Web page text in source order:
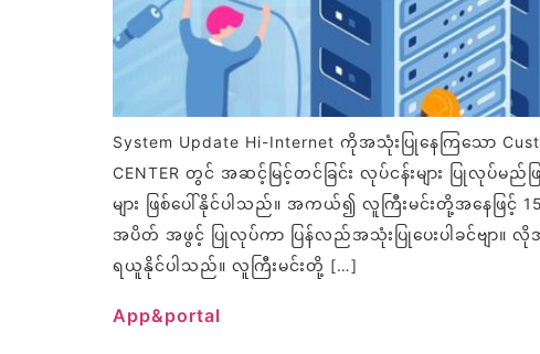
System Update Hi-Internet ကိုအသုံးပြုနေကြသော
CENTER တွင် အဆင့်မြင့်တင်ခြင်း လုပ်ငန်းများ ပြုလုပ်မ
များ ဖြစ်ပေါ်နိုင်ပါသည်။ အကယ်၍ လူကြီးမင်းတို့အနေဖြ
အပိတ် အဖွင့် ပြုလုပ်ကာ ပြန်လည်အသုံးပြုပေးပါခင်ဗျာ။
ရယူနိုင်ပါသည်။ လူကြီးမင်းတို့ […]
App&portal